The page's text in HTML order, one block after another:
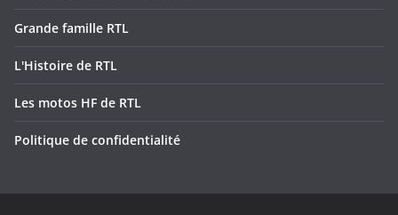
Grande famille RTL
L'Histoire de RTL
Les motos HF de RTL
Politique de confidentialité